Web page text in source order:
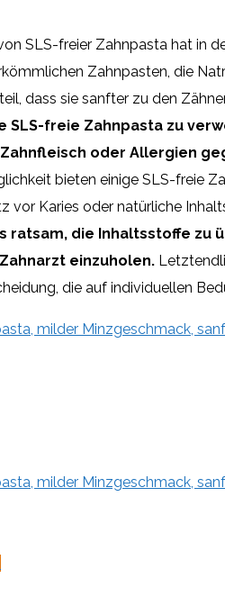
SLS-freier Zahnpasta hat in
Zahnpasten, die
dass sie sanfter zu den
SLS-freie Zahnpasta zu
oder Allergien
bieten einige SLS-freie
vor Karies oder natürliche
ratsam, die Inhaltsstoffe
einzuholen.
die auf individuellen
milder Minzgeschmack,
milder Minzgeschmack,